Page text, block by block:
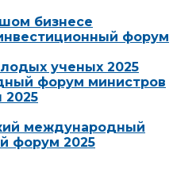
бизнесе
форум
ученых 2025
форум министров
2025
международный
форум 2025